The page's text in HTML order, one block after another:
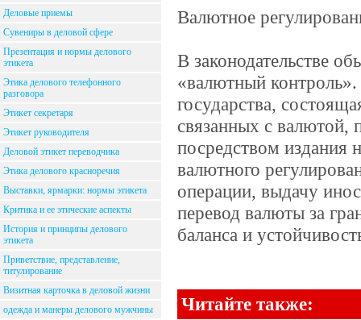
Деловые приемы
Сувениры в деловой сфере
Презентация и нормы делового
этикета
Этика делового телефонного
разговора
Этикет секретаря
Этикет руководителя
Деловой этикет переводчика
Этика делового красноречия
Выставки, ярмарки: нормы этикета
Критика и ее этические аспекты
История и принципы делового
этикета
Приветствие, представление,
титулирование
Визитная карточка в деловой жизни
одежда и манеры делового мужчины
Валютное
В законодательстве
«валютный
государства,
связанных с валютой,
посредством издания
валютного
операции, выдачу
перевод валюты за
баланса и
Читайте также: